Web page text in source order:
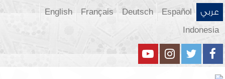
عربي Español
Deutsch
Français
English
Indonesia